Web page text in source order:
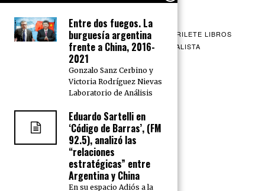
QUIENES SOMOS CONTACTO
BARRILETE LIBROS
CEICS
ENGLISH VÍA SOCIALISTA
Entre dos fuegos. La
burguesía argentina
frente a China, 2016-
2021
Gonzalo Sanz Cerbino y
Victoria Rodríguez Nievas
Laboratorio de Análisis
Eduardo Sartelli en
‘Código de Barras’, (FM
92.5), analizó las
“relaciones
estratégicas” entre
Argentina y China
En su espacio Adiós a la